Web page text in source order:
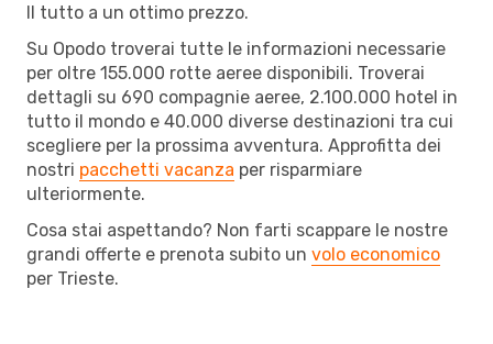
Il tutto a un ottimo prezzo.
Su Opodo troverai tutte le informazioni necessarie
per oltre 155.000 rotte aeree disponibili. Troverai
dettagli su 690 compagnie aeree, 2.100.000 hotel in
tutto il mondo e 40.000 diverse destinazioni tra cui
scegliere per la prossima avventura. Approfitta dei
nostri pacchetti vacanza per risparmiare
ulteriormente.
Cosa stai aspettando? Non farti scappare le nostre
grandi offerte e prenota subito un volo economico
per Trieste.